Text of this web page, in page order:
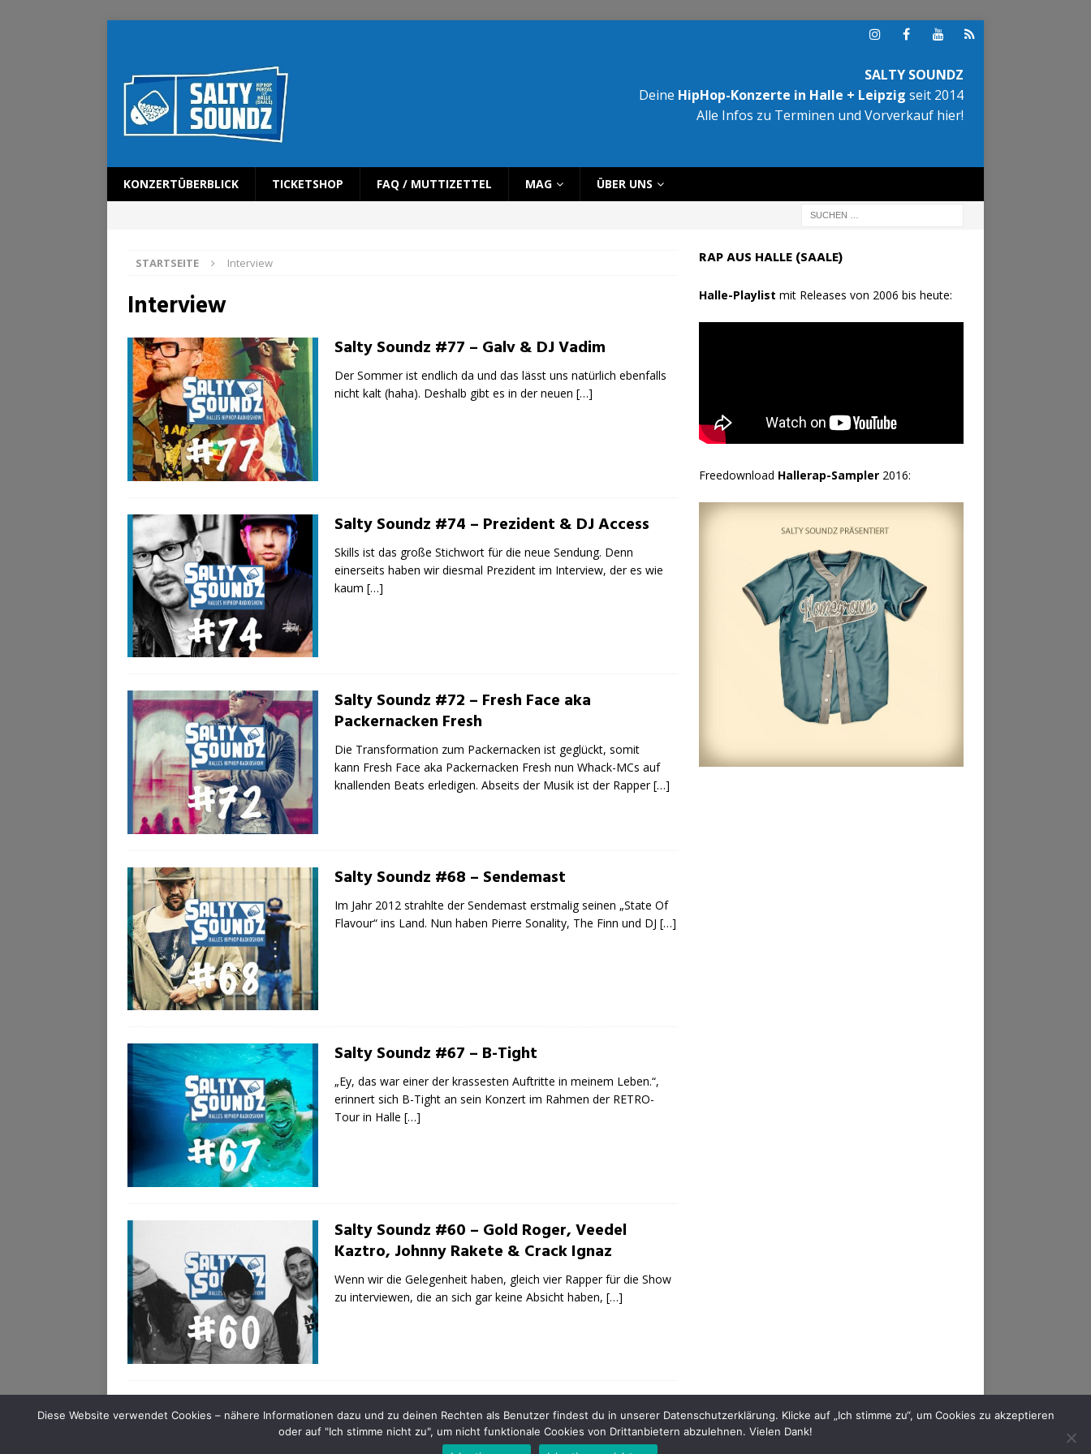
SALTY SOUNDZ
Deine HipHop-Konzerte in Halle + Leipzig seit 2014
Alle Infos zu Terminen und Vorverkauf hier!
KONZERTÜBERBLICK TICKETSHOP FAQ / MUTTIZETTEL MAG ÜBER UNS
STARTSEITE Interview
Interview
Salty Soundz #77 – Galv & DJ Vadim
Der Sommer ist endlich da und das lässt uns natürlich ebenfalls
nicht kalt (haha). Deshalb gibt es in der neuen […]
Salty Soundz #74 – Prezident & DJ Access
Skills ist das große Stichwort für die neue Sendung. Denn
einerseits haben wir diesmal Prezident im Interview, der es wie
kaum […]
Salty Soundz #72 – Fresh Face aka
Packernacken Fresh
Die Transformation zum Packernacken ist geglückt, somit
kann Fresh Face aka Packernacken Fresh nun Whack-MCs auf
knallenden Beats erledigen. Abseits der Musik ist der Rapper[…]
Salty Soundz #68 – Sendemast
Im Jahr 2012 strahlte der Sendemast erstmalig seinen „State Of
Flavour“ ins Land. Nun haben Pierre Sonality, The Finn und DJ […]
Salty Soundz #67 – B-Tight
„Ey, das war einer der krassesten Auftritte in meinem Leben.“,
erinnert sich B-Tight an sein Konzert im Rahmen der RETRO-
Tour in Halle […]
Salty Soundz #60 – Gold Roger, Veedel
Kaztro, Johnny Rakete & Crack Ignaz
Wenn wir die Gelegenheit haben, gleich vier Rapper für die Show
zu interviewen, die an sich gar keine Absicht haben, […]
RAP AUS HALLE (SAALE)
Halle-Playlist mit Releases von 2006 bis heute:
Freedownload Hallerap-Sampler2016:
INSTAGRAM FACEBOOK YOUTUBE MIXCLOUD
SALTY SOUNDZ - HipHop-Events in Halle (Saale) | Copyright © 2013 - 2025
Diese Website verwendet Cookies – nähere Informationen dazu und zu deinen Rechten als Benutzer findest du in unserer Datenschutzerklärung. Klicke auf „Ich stimme zu“, um Cookies zu akzeptieren
oder auf "Ich stimme nicht zu", um nicht funktionale Cookies von Drittanbietern abzulehnen. Vielen Dank!